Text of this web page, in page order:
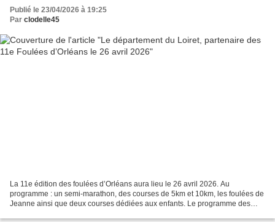
Publié le 23/04/2026 à 19:25
Par clodelle45
La 11e édition des foulées d’Orléans aura lieu le 26 avril 2026. Au
programme : un semi-marathon, des courses de 5km et 10km, les foulées de
Jeanne ainsi que deux courses dédiées aux enfants. Le programme des